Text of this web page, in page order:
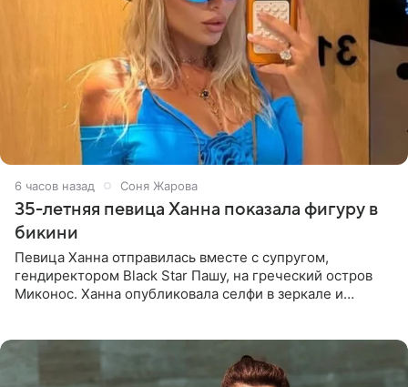
6 часов назад Соня Жарова
35-летняя певица Ханна показала фигуру в
бикини
Певица Ханна отправилась вместе с супругом,
гендиректором Black Star Пашу, на греческий остров
Миконос. Ханна опубликовала селфи в зеркале и